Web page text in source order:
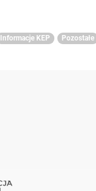
Informacje KEP Pozostałe